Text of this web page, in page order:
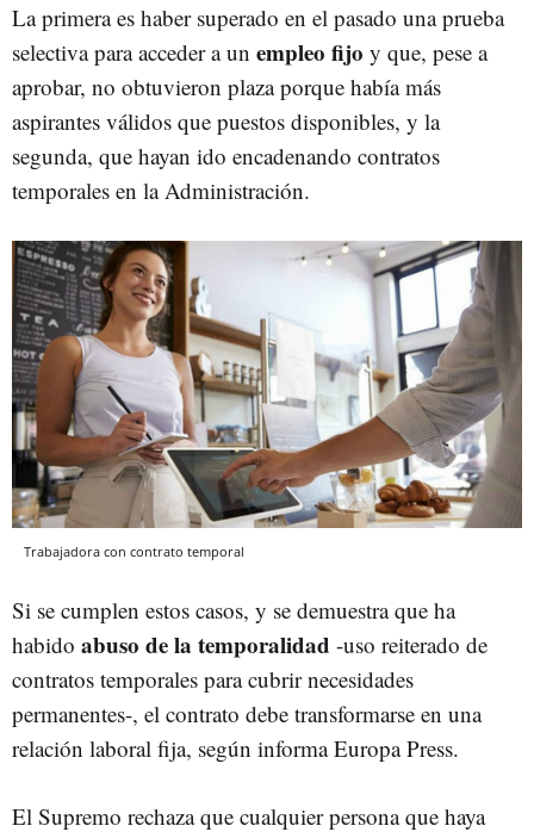
La primera es haber superado en el pasado una prueba
selectiva para acceder a un empleo fijo y que, pese a
aprobar, no obtuvieron plaza porque había más
aspirantes válidos que puestos disponibles, y la
segunda, que hayan ido encadenando contratos
temporales en la Administración.
Trabajadora con contrato temporal
Si se cumplen estos casos, y se demuestra que ha
habido abuso de la temporalidad -uso reiterado de
contratos temporales para cubrir necesidades
permanentes-, el contrato debe transformarse en una
relación laboral fija, según informa Europa Press.
El Supremo rechaza que cualquier persona que haya